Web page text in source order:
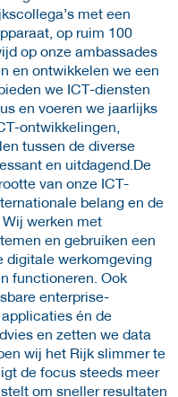
met een
op ruim 100
op onze ambassades
en ontwikkelen we een
we ICT-diensten
en voeren we jaarlijks
ontwikkelingen,
tussen de diverse
en uitdagend. De
van onze ICT-
belang en de
werken met
en gebruiken een
digitale werkomgeving
functioneren. Ook
enterprise-
én de
en zetten we data
wij het Rijk slimmer te
de focus steeds meer
om sneller resultaten